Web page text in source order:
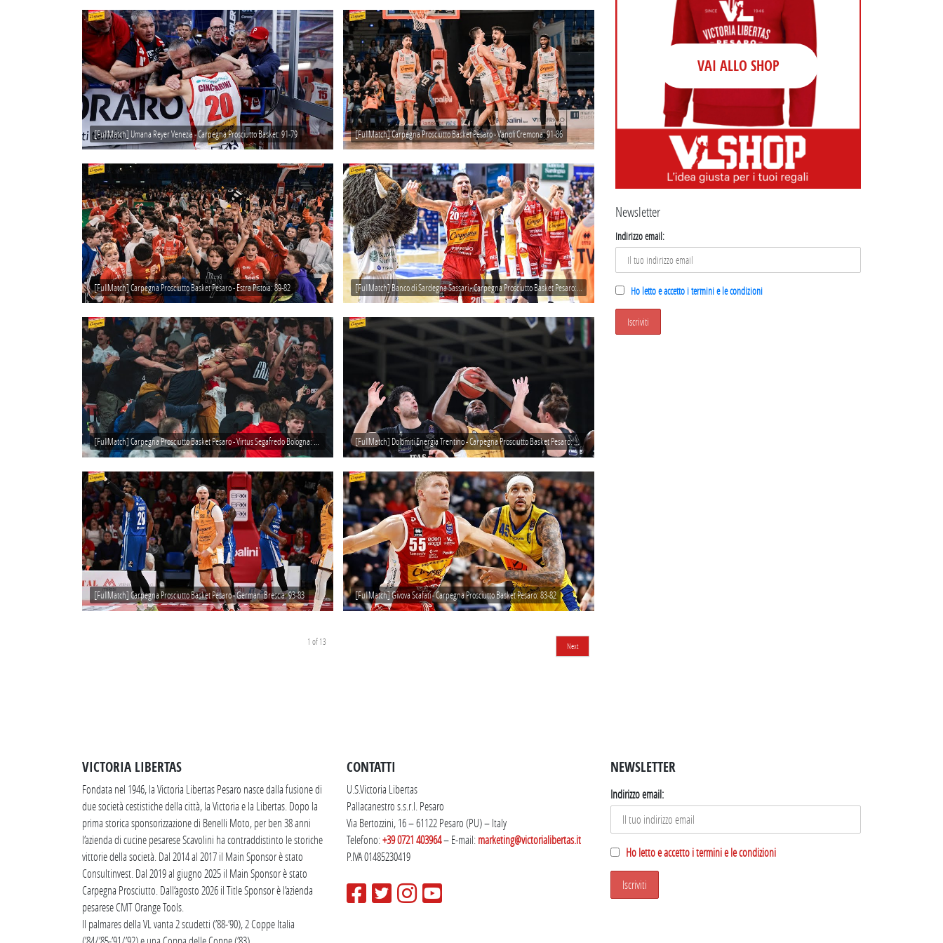
[FullMatch] Umana Reyer Venezia - Carpegna Prosciutto Basket: 91-79 [FullMatch] Carpegna Prosciutto Basket Pesaro - Vanoli Cremona: 91-86
[FullMatch] Carpegna Prosciutto Basket Pesaro - Estra Pistoia: 89-82 [FullMatch] Banco di Sardegna Sassari - Carpegna Prosciutto Basket Pesaro: 91-96
[FullMatch] Carpegna Prosciutto Basket Pesaro - Virtus Segafredo Bologna: 87-86 [FullMatch] Dolomiti Energia Trentino - Carpegna Prosciutto Basket Pesaro: 109-82
[FullMatch] Carpegna Prosciutto Basket Pesaro - Germani Brescia: 93-83 [FullMatch] Givova Scafati - Carpegna Prosciutto Basket Pesaro: 83-82
1 of 13 Next
VAI ALLO SHOP
Newsletter
Indirizzo email:
Ho letto e accetto i termini e le condizioni
VICTORIA LIBERTAS
Fondata nel 1946, la Victoria Libertas Pesaro nasce dalla fusione di
due società cestistiche della città, la Victoria e la Libertas. Dopo la
prima storica sponsorizzazione di Benelli Moto, per ben 38 anni
l’azienda di cucine pesarese Scavolini ha contraddistinto le storiche
vittorie della società. Dal 2014 al 2017 il Main Sponsor è stato
Consultinvest. Dal 2019 al giugno 2025 il Main Sponsor è stato
Carpegna Prosciutto. Dall’agosto 2026 il Title Sponsor è l’azienda
pesarese CMT Orange Tools.
Il palmares della VL vanta 2 scudetti (’88-’90), 2 Coppe Italia
CONTATTI
U.S.Victoria Libertas
Pallacanestro s.s.r.l. Pesaro
Via Bertozzini, 16 – 61122 Pesaro (PU) – Italy
Telefono:+39 0721 403964– E-mail:marketing@victorialibertas.it
P.IVA 01485230419
NEWSLETTER
Indirizzo email:
Ho letto e accetto i termini e le condizioni